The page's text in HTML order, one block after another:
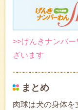
>>げんきナンバ
ざいます
まとめ
肉球は犬の身体を